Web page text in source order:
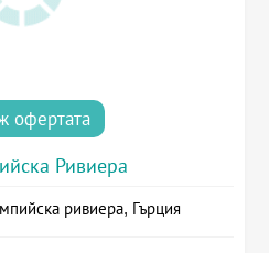
офертата
Ривиера
ривиера, Гърция